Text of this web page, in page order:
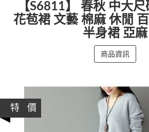
【S6811】 春秋 中大
花苞裙 文藝 棉麻 休閒
半身裙 亞麻
商品資訊
特 價